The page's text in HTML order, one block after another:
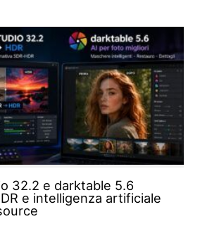
32.2 e darktable 5.6
e intelligenza artificiale